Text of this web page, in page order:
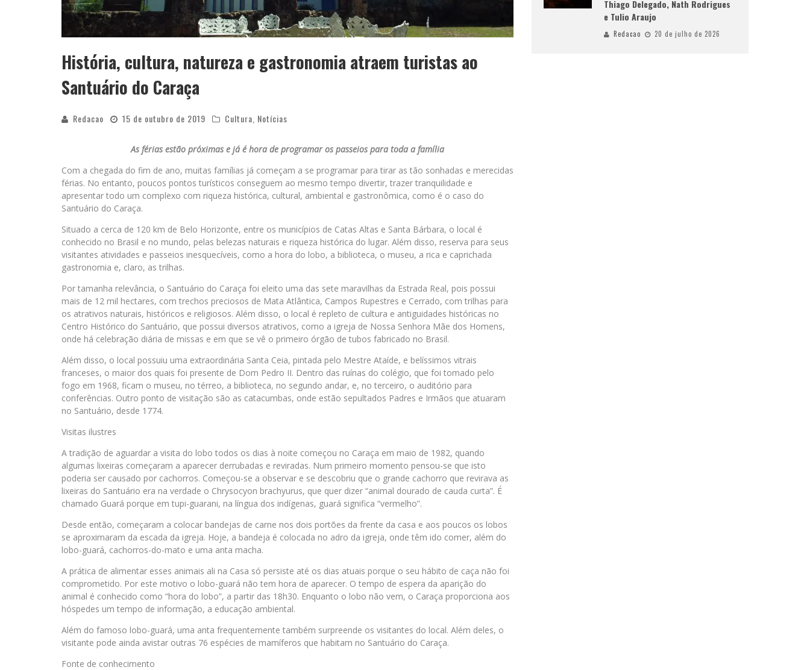
História, cultura, natureza e gastronomia atraem turistas ao
Santuário do Caraça
Redacao 15 de outubro de 2019 Cultura Notícias
As férias estão próximas e já é hora de programar os passeios para toda a família
Com a chegada do fim de ano, muitas famílias já começam a se programar para tirar as tão sonhadas e merecidas
férias. No entanto, poucos pontos turísticos conseguem ao mesmo tempo divertir, trazer tranquilidade e
apresentar todo um complexo com riqueza histórica, cultural, ambiental e gastronômica, como é o caso do
Santuário do Caraça.
Situado a cerca de 120 km de Belo Horizonte, entre os municípios de Catas Altas e Santa Bárbara, o local é
conhecido no Brasil e no mundo, pelas belezas naturais e riqueza histórica do lugar. Além disso, reserva para seus
visitantes atividades e passeios inesquecíveis, como a hora do lobo, a biblioteca, o museu, a rica e caprichada
gastronomia e, claro, as trilhas.
Por tamanha relevância, o Santuário do Caraça foi eleito uma das sete maravilhas da Estrada Real, pois possui
mais de 12 mil hectares, com trechos preciosos de Mata Atlântica, Campos Rupestres e Cerrado, com trilhas para
os atrativos naturais, históricos e religiosos. Além disso, o local é repleto de cultura e antiguidades históricas no
Centro Histórico do Santuário, que possui diversos atrativos, como a igreja de Nossa Senhora Mãe dos Homens,
onde há celebração diária de missas e em que se vê o primeiro órgão de tubos fabricado no Brasil.
Além disso, o local possuiu uma extraordinária Santa Ceia, pintada pelo Mestre Ataíde, e belíssimos vitrais
franceses, o maior dos quais foi presente de Dom Pedro II. Dentro das ruínas do colégio, que foi tomado pelo
fogo em 1968, ficam o museu, no térreo, a biblioteca, no segundo andar, e, no terceiro, o auditório para
conferências. Outro ponto de visitação são as catacumbas, onde estão sepultados Padres e Irmãos que atuaram
no Santuário, desde 1774.
Visitas ilustres
A tradição de aguardar a visita do lobo todos os dias à noite começou no Caraça em maio de 1982, quando
algumas lixeiras começaram a aparecer derrubadas e reviradas. Num primeiro momento pensou-se que isto
poderia ser causado por cachorros. Começou-se a observar e se descobriu que o grande cachorro que revirava as
lixeiras do Santuário era na verdade o Chrysocyon brachyurus, que quer dizer “animal dourado de cauda curta”. É
chamado Guará porque em tupi-guarani, na língua dos indígenas, guará significa “vermelho”.
Desde então, começaram a colocar bandejas de carne nos dois portões da frente da casa e aos poucos os lobos
se aproximaram da escada da igreja. Hoje, a bandeja é colocada no adro da igreja, onde têm ido comer, além do
lobo-guará, cachorros-do-mato e uma anta macha.
A prática de alimentar esses animais ali na Casa só persiste até os dias atuais porque o seu hábito de caça não foi
comprometido. Por este motivo o lobo-guará não tem hora de aparecer. O tempo de espera da aparição do
animal é conhecido como “hora do lobo”, a partir das 18h30. Enquanto o lobo não vem, o Caraça proporciona aos
hóspedes um tempo de informação, a educação ambiental.
Além do famoso lobo-guará, uma anta frequentemente também surpreende os visitantes do local. Além deles, o
visitante pode ainda avistar outras 76 espécies de mamíferos que habitam no Santuário do Caraça.
Fonte de conhecimento
Thiago Delegado, Nath Rodrigues
e Tulio Araujo
Redacao 20 de julho de 2026